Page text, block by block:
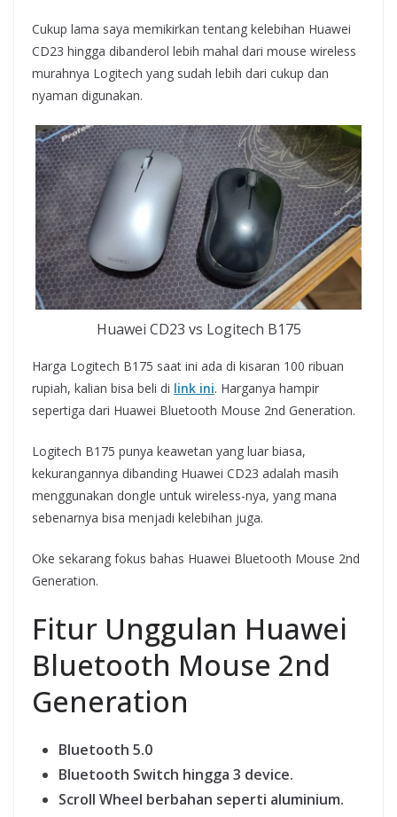
Cukup lama saya memikirkan tentang kelebihan Huawei
CD23 hingga dibanderol lebih mahal dari mouse wireless
murahnya Logitech yang sudah lebih dari cukup dan
nyaman digunakan.
Huawei CD23 vs Logitech B175
Harga Logitech B175 saat ini ada di kisaran 100 ribuan
rupiah, kalian bisa beli di link ini. Harganya hampir
sepertiga dari Huawei Bluetooth Mouse 2nd Generation.
Logitech B175 punya keawetan yang luar biasa,
kekurangannya dibanding Huawei CD23 adalah masih
menggunakan dongle untuk wireless-nya, yang mana
sebenarnya bisa menjadi kelebihan juga.
Oke sekarang fokus bahas Huawei Bluetooth Mouse 2nd
Generation.
Fitur Unggulan Huawei
Bluetooth Mouse 2nd
Generation
Bluetooth 5.0
Bluetooth Switch hingga 3 device.
Scroll Wheel berbahan seperti aluminium.